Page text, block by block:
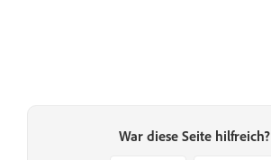
War diese Seite hilfreich?